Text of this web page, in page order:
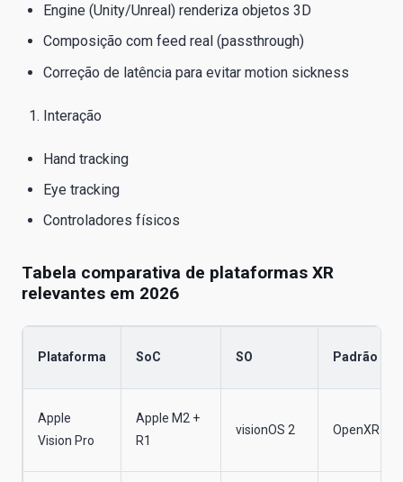
Engine (Unity/Unreal) renderiza objetos 3D
Composição com feed real (passthrough)
Correção de latência para evitar motion sickness
Interação
Hand tracking
Eye tracking
Controladores físicos
Tabela comparativa de plataformas XR
relevantes em 2026
Plataforma SoC SO Padrão XR
Apple
Vision Pro
Apple M2 +
R1
visionOS 2 OpenXR